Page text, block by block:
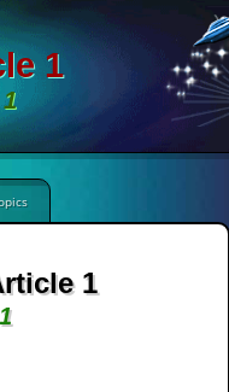
1
1